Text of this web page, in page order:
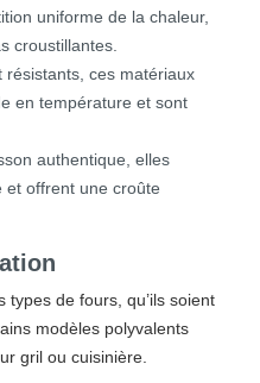
uniforme de la chaleur,
croustillantes.
résistants, ces matériaux
en température et sont
authentique, elles
et offrent une croûte
types de fours, qu’ils soient
modèles polyvalents
gril ou cuisinière.